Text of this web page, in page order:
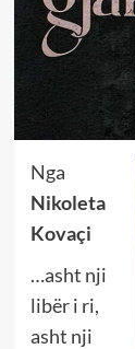
Nga
Nikoleta
Kovaçi
…asht nji
libër i ri,
asht nji